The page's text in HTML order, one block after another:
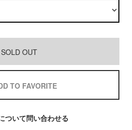
SOLD OUT
TO FAVORITE
ついて問い合わせる